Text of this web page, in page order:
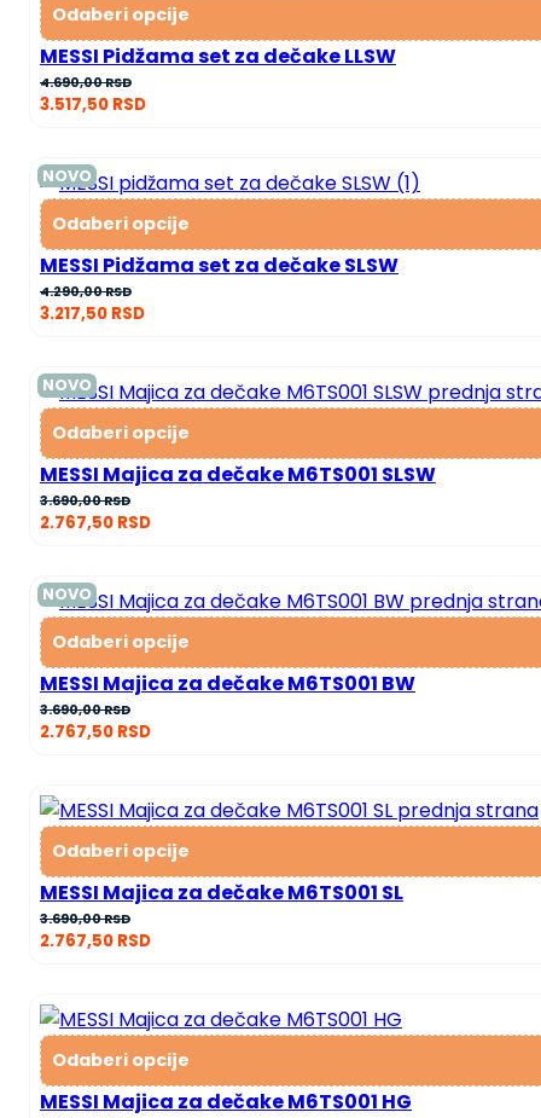
Odaberi opcije
MESSI Pidžama set za dečake LLSW
4.690,00RSD
3.517,50 RSD
NOVO
Odaberi opcije
MESSI Pidžama set za dečake SLSW
4.290,00RSD
3.217,50 RSD
NOVO
Odaberi opcije
MESSI Majica za dečake M6TS001 SLSW
3.690,00RSD
2.767,50 RSD
NOVO
Odaberi opcije
MESSI Majica za dečake M6TS001 BW
3.690,00RSD
2.767,50 RSD
Odaberi opcije
MESSI Majica za dečake M6TS001 SL
3.690,00RSD
2.767,50 RSD
Odaberi opcije
MESSI Majica za dečake M6TS001 HG